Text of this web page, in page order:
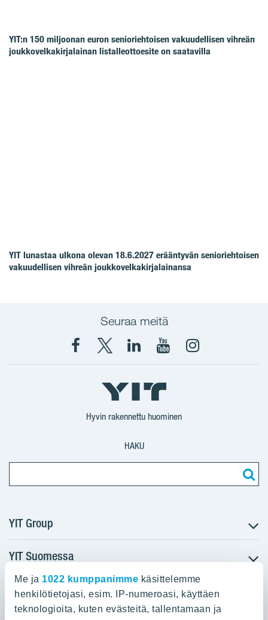
Me ja 1022 kumppanimme käsittelemme
henkilötietojasi, esim. IP-numeroasi, käyttäen
teknologioita, kuten evästeitä, tallentamaan ja
YIT:n 150 miljoonan euron senioriehtoisen vakuudellisen vihreän
joukkovelkakirjalainan listalleottoesite on saatavilla
YIT lunastaa ulkona olevan 18.6.2027 erääntyvän senioriehtoisen
vakuudellisen vihreän joukkovelkakirjalainansa
Seuraa meitä
Facebook
X
YIT
Suomi
YIT
Corporation
YIT
Corporation
Instagram
Hyvin rakennettu huominen
HAKU
YIT Group
Tietoa YIT:stä
Töihin meille
Sijoittajat
Projektit
YIT Suomessa
Myytävät asunnot
Vuokrattavat toimitilat
YIT:n pääkonttori
Panuntie 11, PL 36, 00620 Helsinki